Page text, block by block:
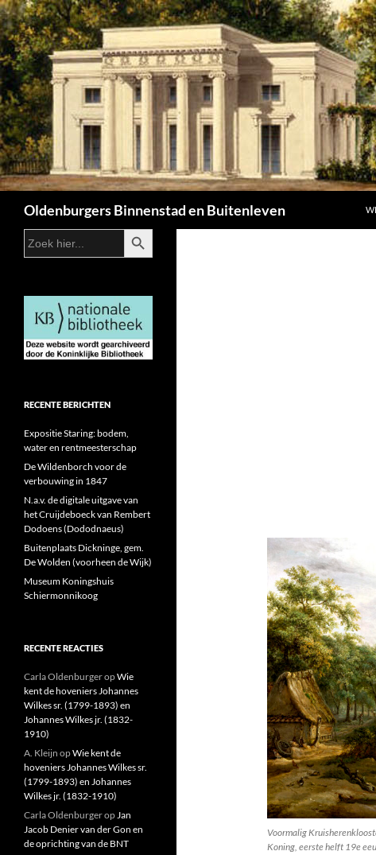
Oldenburgers Binnenstad en Buitenleven
Voormalig
Koning, eerste helft 19e
Zoek
naar:
ZOEKKNOP
RECENTE BERICHTEN
Expositie Staring: bodem,
water en rentmeesterschap
De Wildenborch voor de
verbouwing in 1847
N.a.v. de digitale uitgave van
het Cruijdeboeck van Rembert
Dodoens (Dododnaeus)
Buitenplaats Dickninge, gem.
De Wolden (voorheen de Wijk)
Museum Koningshuis
Schiermonnikoog
RECENTE REACTIES
Carla OldenburgeropWie
kent de hoveniers Johannes
Wilkes sr. (1799-1893) en
Johannes Wilkes jr. (1832-
1910)
A. Kleijn opWie kent de
hoveniers Johannes Wilkes sr.
(1799-1893) en Johannes
Wilkes jr. (1832-1910)
Carla Oldenburgerop Jan
Jacob Denier van der Gon en
de oprichting van de BNT